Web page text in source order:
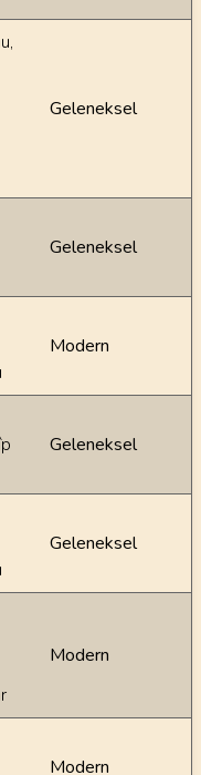
Geleneksel
Geleneksel
Modern
Geleneksel
Geleneksel
Modern
Modern